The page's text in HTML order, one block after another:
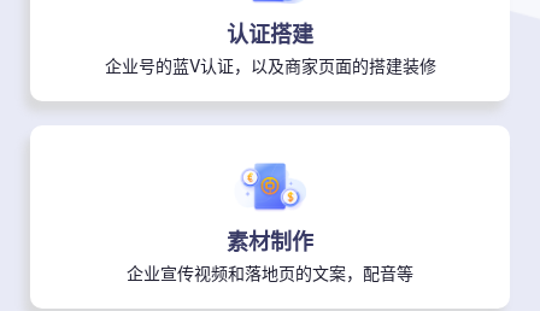
认证搭建
企业号的蓝V认证，以及商家页面的搭建装修
素材制作
企业宣传视频和落地页的文案，配音等